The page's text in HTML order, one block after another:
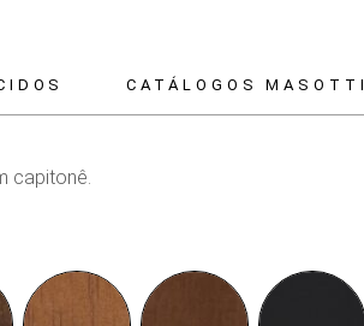
CATÁLOGOS MASOTTI
capitonê.